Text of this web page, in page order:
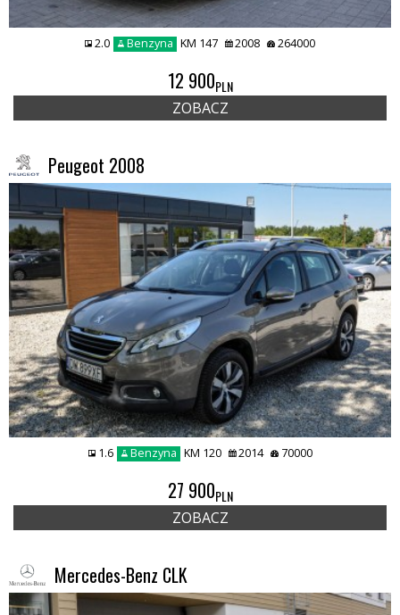
2.0 Benzyna KM 147 2008 264000
12 900PLN
ZOBACZ
Peugeot 2008
1.6 Benzyna KM 120 2014 70000
27 900PLN
ZOBACZ
Mercedes-Benz CLK